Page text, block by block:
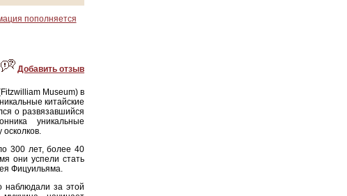
пополняется
Добавить отзыв
Museum) в
китайские
о развязавшийся
уникальные
осколков.
300 лет, более 40
они успели стать
Фицуильяма.
наблюдали за этой